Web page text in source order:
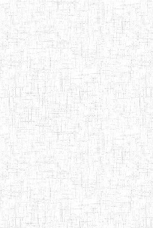
Page 7 sur 13 Total: 307
Préc. 2 3 4 5 6
7
Fin